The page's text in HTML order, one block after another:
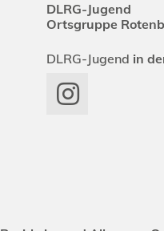
DLRG-Jugend
Ortsgruppe
DLRG-Jugend in